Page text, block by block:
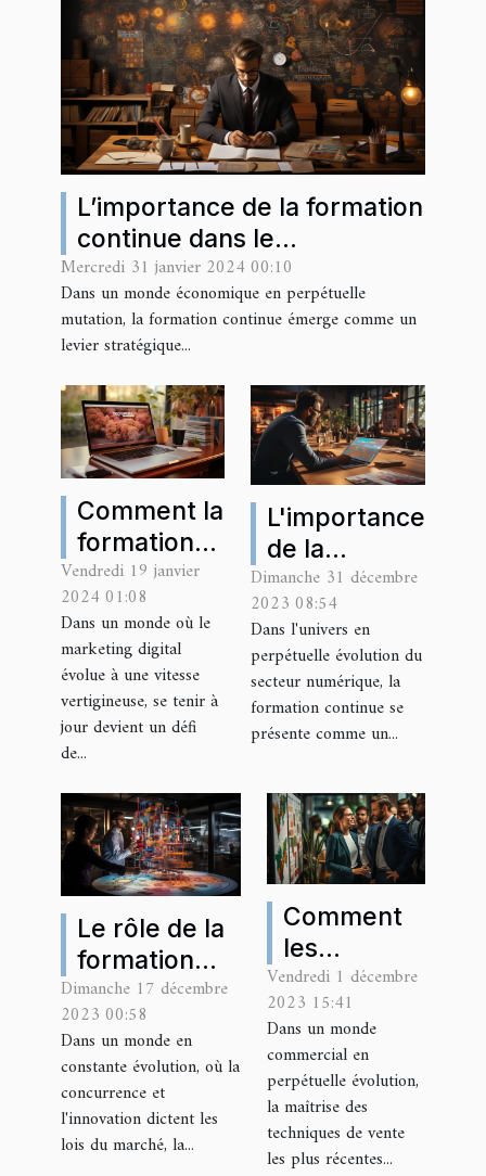
L’importance de la formation
continue dans le
développement des
compétences
entrepreneuriales
Mercredi 31 janvier 2024 00:10
Dans un monde économique en perpétuelle
mutation, la formation continue émerge comme un
levier stratégique...
Comment la
formation
continue
peut
booster
votre
carrière en
marketing
digital
Vendredi 19 janvier
2024 01:08
Dans un monde où le
marketing digital
évolue à une vitesse
vertigineuse, se tenir à
jour devient un défi
de...
L'importance
de la
formation
continue
dans le
secteur du
numérique
Dimanche 31 décembre
2023 08:54
Dans l'univers en
perpétuelle évolution du
secteur numérique, la
formation continue se
présente comme un...
Le rôle de la
formation
continue
dans
l'amélioration
des
processus
d'affaires
Dimanche 17 décembre
2023 00:58
Dans un monde en
constante évolution, où la
concurrence et
l'innovation dictent les
lois du marché, la...
Comment
les
entreprises
peuvent se
former aux
dernières
techniques
de vente
Vendredi 1 décembre
2023 15:41
Dans un monde
commercial en
perpétuelle évolution,
la maîtrise des
techniques de vente
les plus récentes...